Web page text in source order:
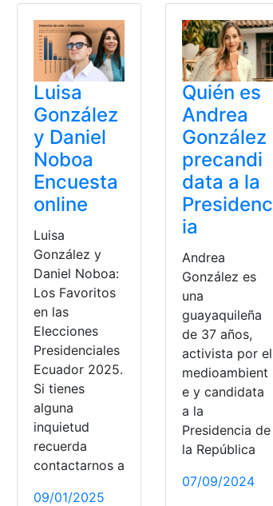
Luisa
González
y Daniel
Noboa
Encuesta
online
Luisa
González y
Daniel Noboa:
Los Favoritos
en las
Elecciones
Presidenciales
Ecuador 2025.
Si tienes
alguna
inquietud
recuerda
contactarnos a
09/01/2025
Quién es
Andrea
González
precandi
data a la
Presidenc
ia
Andrea
González es
una
guayaquileña
de 37 años,
activista por el
medioambient
e y candidata
a la
Presidencia de
la República
07/09/2024